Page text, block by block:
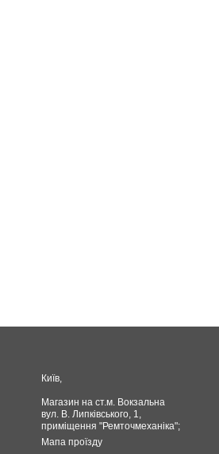
Київ,
Магазин на ст.м. Вокзальна
вул. В. Липківського, 1,
приміщення "Ремточмеханіка";
Мапа проїзду